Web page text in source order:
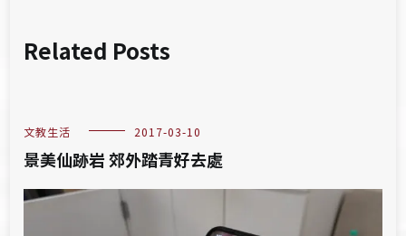
Related Posts
文教生活 2017-03-10
景美仙跡岩 郊外踏青好去處